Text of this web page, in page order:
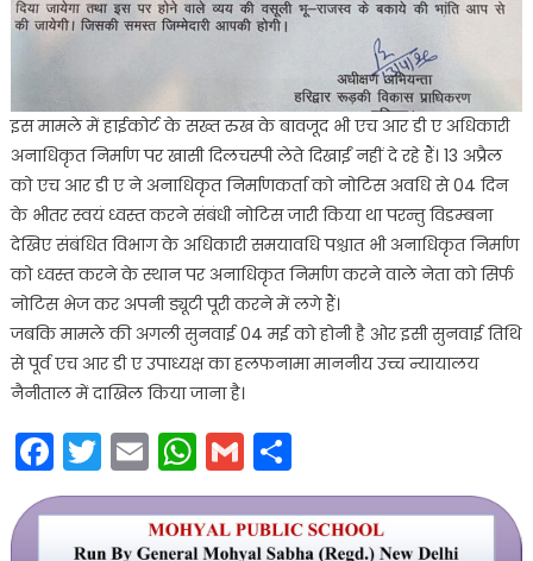
इस मामले में हाईकोर्ट के सख्त रुख के बावजूद भी एच आर डी ए अधिकारी
अनाधिकृत निर्माण पर खासी दिलचस्पी लेते दिखाईं नहीं दे रहे हैं। 13 अप्रैल
को एच आर डी ए ने अनाधिकृत निर्माणकर्ता को नोटिस अवधि से 04 दिन
के भीतर स्वयं ध्वस्त करने संबंधी नोटिस जारी किया था परन्तु विडम्बना
देखिए संबंधित विभाग के अधिकारी समयावधि पश्चात भी अनाधिकृत निर्माण
को ध्वस्त करने के स्थान पर अनाधिकृत निर्माण करने वाले नेता को सिर्फ
नोटिस भेज कर अपनी ड्यूटी पूरी करने में लगे हैं।
जबकि मामले की अगली सुनवाई 04 मई को होनी है ओर इसी सुनवाई तिथि
से पूर्व एच आर डी ए उपाध्यक्ष का हलफनामा माननीय उच्च न्यायालय
नैनीताल में दाखिल किया जाना है।
Facebook
Twitter
EmailWhatsApp
GmailShare